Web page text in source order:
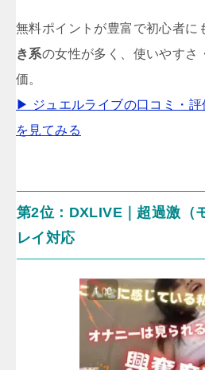
無料ポイントが豊富で初心者に
き系の女性が多く、使いやすさ
価。
▶ ジュエルライブの口コミ・評
を見てみる
第2位：DXLIVE｜超過激（
レイ対応